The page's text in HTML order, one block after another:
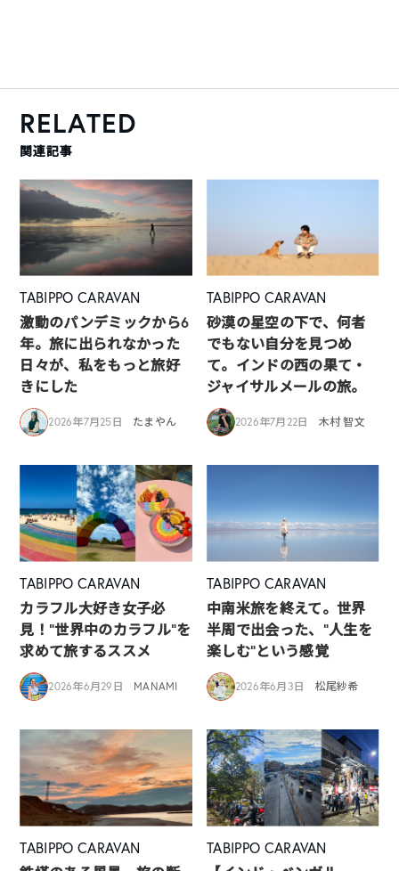
RELATED
関連記事
TABIPPO CARAVAN
激動のパンデミックから6
年。旅に出られなかった
日々が、私をもっと旅好
きにした
2026年7月25日 たまやん
TABIPPO CARAVAN
砂漠の星空の下で、何者
でもない自分を見つめ
て。インドの西の果て・
ジャイサルメールの旅。
2026年7月22日 木村 智文
TABIPPO CARAVAN
カラフル大好き女子必
見！”世界中のカラフル”を
求めて旅するススメ
2026年6月29日 MANAMI
TABIPPO CARAVAN
中南米旅を終えて。世界
半周で出会った、“人生を
楽しむ”という感覚
2026年6月3日 松尾紗希
TABIPPO CARAVAN
TABIPPO CARAVAN